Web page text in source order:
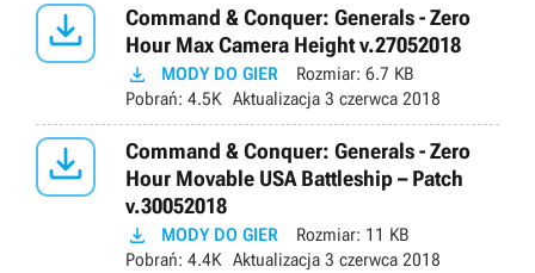

Command & Conquer: Generals - Zero
Hour Max Camera Height v.27052018
 MODY DO GIER Rozmiar: 6.7 KB
Pobrań: 4.5K Aktualizacja 3 czerwca 2018

Command & Conquer: Generals - Zero
Hour Movable USA Battleship – Patch
v.30052018
 MODY DO GIER Rozmiar: 11 KB
Pobrań: 4.4K Aktualizacja 3 czerwca 2018